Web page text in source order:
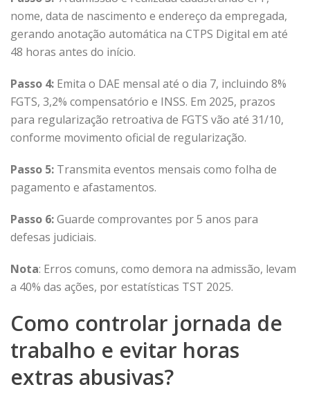
nome, data de nascimento e endereço da empregada,
gerando anotação automática na CTPS Digital em até
48 horas antes do início.
Passo 4: Emita o DAE mensal até o dia 7, incluindo 8%
FGTS, 3,2% compensatório e INSS. Em 2025, prazos
para regularização retroativa de FGTS vão até 31/10,
conforme movimento oficial de regularização.
Passo 5: Transmita eventos mensais como folha de
pagamento e afastamentos.
Passo 6:Guarde comprovantes por 5 anos para
defesas judiciais.
Nota: Erros comuns, como demora na admissão, levam
a 40% das ações, por estatísticas TST 2025.
Como controlar jornada de
trabalho e evitar horas
extras abusivas?